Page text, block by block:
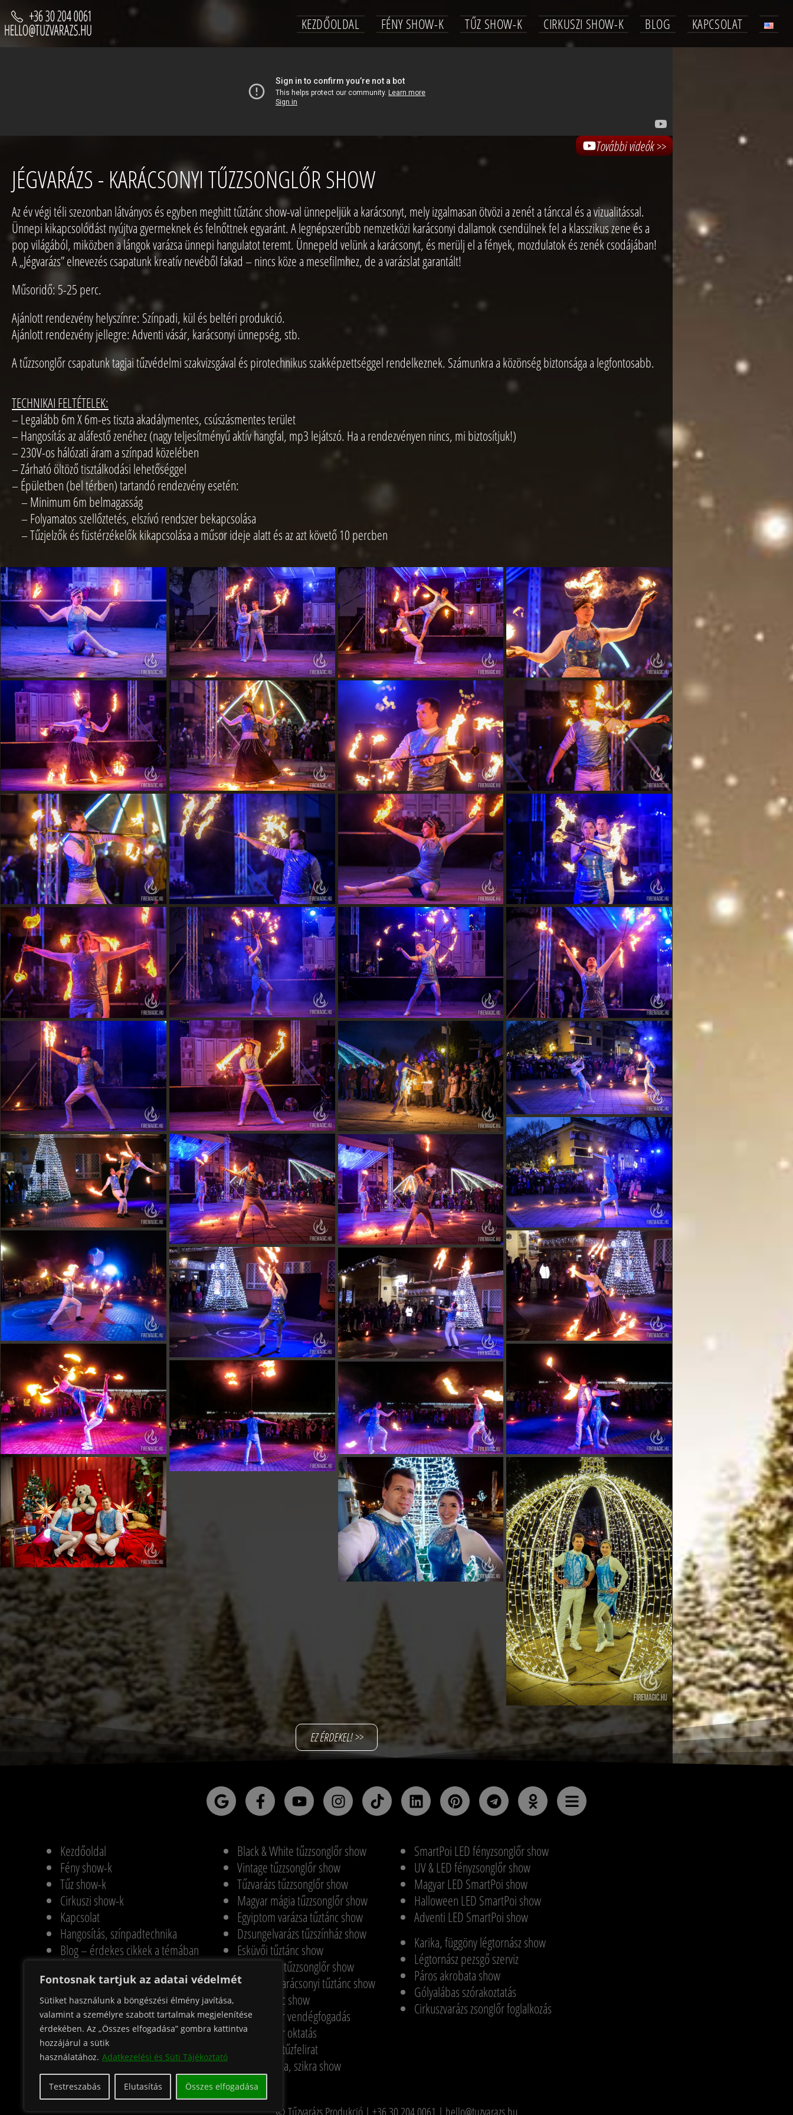
Fontosnak tartjuk az adatai védelmét
Sütiket használunk a böngészési élmény javítása,
valamint a személyre szabott tartalmak megjelenítése
érdekében. Az „Összes elfogadása” gombra kattintva
hozzájárul a sütik
használatához. Adatkezelési és Süti Tájékoztató
Testreszabás Elutasítás Összes elfogadása
KEZDŐOLDAL FÉNY SHOW-K TŰZ SHOW-K CIRKUSZI SHOW-K BLOG KAPCSOLAT
További videók >>
JÉGVARÁZS - KARÁCSONYI TŰZZSONGLŐR SHOW
Az év végi téli szezonban látványos és egyben meghitt tűztánc show-val ünnepeljük a karácsonyt, mely izgalmasan ötvözi a zenét a tánccal és a vizualitással.
Ünnepi kikapcsolódást nyújtva gyermeknek és felnőttnek egyaránt. A legnépszerűbb nemzetközi karácsonyi dallamok csendülnek fel a klasszikus zene és a
pop világából, miközben a lángok varázsa ünnepi hangulatot teremt. Ünnepeld velünk a karácsonyt, és merülj el a fények, mozdulatok és zenék csodájában!
A „Jégvarázs” elnevezés csapatunk kreatív nevéből fakad – nincs köze a mesefilmhez, de a varázslat garantált!
Műsoridő: 5-25 perc.
Ajánlott rendezvény helyszínre: Színpadi, kül és beltéri produkció.
Ajánlott rendezvény jellegre: Adventi vásár, karácsonyi ünnepség, stb.
A tűzzsonglőr csapatunk tagjai tűzvédelmi szakvizsgával és pirotechnikus szakképzettséggel rendelkeznek. Számunkra a közönség biztonsága a legfontosabb.
TECHNIKAI FELTÉTELEK:
– Legalább 6m X 6m-es tiszta akadálymentes, csúszásmentes terület
– Hangosítás az aláfestő zenéhez (nagy teljesítményű aktív hangfal, mp3 lejátszó. Ha a rendezvényen nincs, mi biztosítjuk!)
– 230V-os hálózati áram a színpad közelében
– Zárható öltöző tisztálkodási lehetőséggel
– Épületben (bel térben) tartandó rendezvény esetén:
– Minimum 6m belmagasság
– Folyamatos szellőztetés, elszívó rendszer bekapcsolása
– Tűzjelzők és füstérzékelők kikapcsolása a műsor ideje alatt és az azt követő 10 percben
EZ ÉRDEKEL! >>
Kezdőoldal
Fény show-k
Tűz show-k
Cirkuszi show-k
Kapcsolat
Hangosítás, színpadtechnika
Blog – érdekes cikkek a témában
Árak
Referenciák
Partnerek
Adatkezelési és Süti Tájékoztató
Switch to English
Black & White tűzzsonglőr show
Vintage tűzzsonglőr show
Tűzvarázs tűzzsonglőr show
Magyar mágia tűzzsonglőr show
Egyiptom varázsa tűztánc show
Dzsungelvarázs tűzszínház show
Esküvői tűztánc show
Halloween tűzzsonglőr show
Jégvarázs karácsonyi tűztánc show
Tűz-hastánc show
Tűzzsonglőr vendégfogadás
Tűzzsonglőr oktatás
Pirográfia, tűzfelirat
Pirotechnika, szikra show
SmartPoi LED fényzsonglőr show
UV & LED fényzsonglőr show
Magyar LED SmartPoi show
Halloween LED SmartPoi show
Adventi LED SmartPoi show
Karika, függöny légtornász show
Légtornász pezsgő szerviz
Páros akrobata show
Gólyalábas szórakoztatás
Cirkuszvarázs zsonglőr foglalkozás